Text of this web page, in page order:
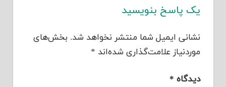
یک پاسخ بنویسید
نشانی ایمیل شما منتشر نخواهد شد. بخش‌های
موردنیاز علامت‌گذاری شده‌اند *
دیدگاه *